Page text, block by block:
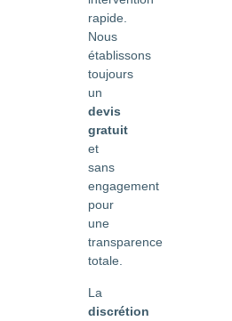
rapide.
Nous
établissons
toujours
un
devis
gratuit
et
sans
engagement
pour
une
transparence
totale.
La
discrétion